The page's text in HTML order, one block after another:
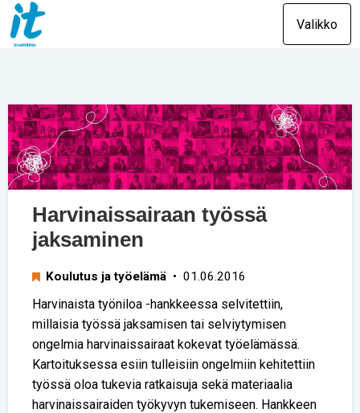
Valikko
Harvinaissairaan työssä
jaksaminen
Koulutus ja työelämä • 01.06.2016
Harvinaista työniloa -hankkeessa selvitettiin,
millaisia työssä jaksamisen tai selviytymisen
ongelmia harvinaissairaat kokevat työelämässä.
Kartoituksessa esiin tulleisiin ongelmiin kehitettiin
työssä oloa tukevia ratkaisuja sekä materiaalia
harvinaissairaiden työkyvyn tukemiseen. Hankkeen